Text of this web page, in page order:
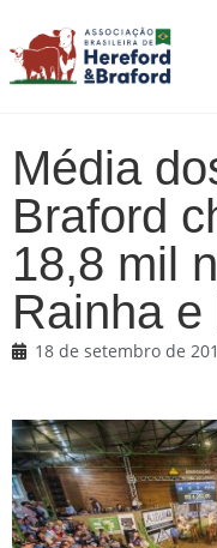
Média
Braford
18,8 mil
Rainha
18 de setembro de